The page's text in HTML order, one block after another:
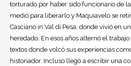
torturado por haber sido funcionario de
medió para liberarlo y Maquiavelo se
Casciano in Val di Pesa, donde vivió en
heredado. En esos años alternó el
textos donde volcó sus experiencias
historiador. Incluso llegó a escribir una